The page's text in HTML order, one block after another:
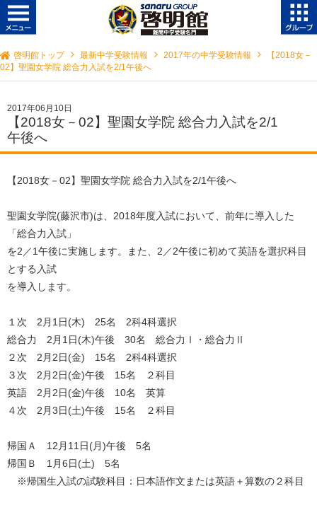
啓明館トップ 最新中学受験情報 2017年の中学受験情報
【2018女－
02】聖園女学院 総合力入試を2/1午後へ
2017年06月10日
【2018女－02】聖園女学院 総合力入試を2/1
午後へ
【2018女－02】聖園女学院 総合力入試を2/1午後へ
聖園女学院(藤沢市)は、2018年度入試において、前年に導入した
「総合力入試」
を2／1午後に実施します。また、2／2午後に初めて英語を選択科目
とする入試
を導入します。
１次 2月1日(木) 25名 2科4科選択
総合力 2月1日(木)午後 30名 総合力Ⅰ・総合力Ⅱ
２次 2月2日(金) 15名 2科4科選択
３次 2月2日(金)午後 15名 ２科目
英語 2月2日(金)午後 10名 英算
４次 2月3日(土)午後 15名 ２科目
帰国Ａ 12月11日(月)午後 5名
帰国Ｂ 1月6日(土) 5名
※帰国生入試の試験科目：日本語作文または英語＋算数の２科目